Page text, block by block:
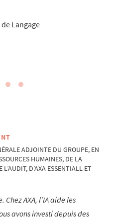
Langage
ADJOINTE DU GROUPE, EN
HUMAINES, DE LA
D’AXA ESSENTIALL ET
Chez AXA, l'IA aide les
avons investi depuis des